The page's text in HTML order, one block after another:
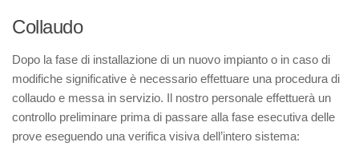
Collaudo
Dopo la fase di installazione di un nuovo impianto o in caso di
modifiche significative è necessario effettuare una procedura di
collaudo e messa in servizio. Il nostro personale effettuerà un
controllo preliminare prima di passare alla fase esecutiva delle
prove eseguendo una verifica visiva dell’intero sistema: